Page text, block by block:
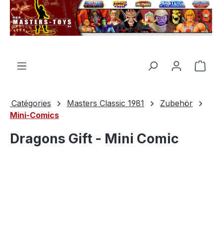
principal
Le
Catégories Masters Classic 1981
Zubehör
Mini-Comics
Dragons Gift - Mini Comic